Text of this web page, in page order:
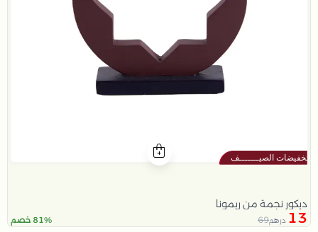
ديكور نجمة من ريمونا
13 درهم69 81% خصم